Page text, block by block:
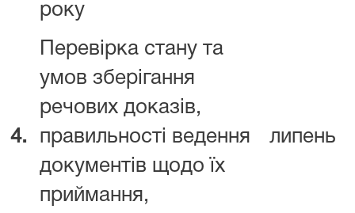
року
4.
Перевірка стану та
умов зберігання
речових доказів,
правильності ведення
документів щодо їх
приймання,
липень